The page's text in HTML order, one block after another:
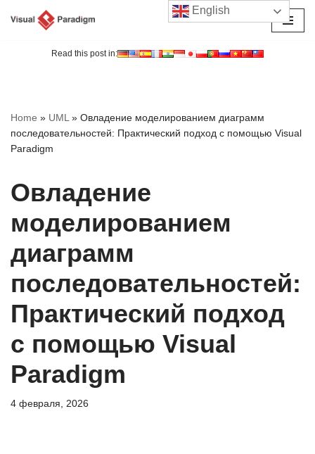
Read this post in:
Home » UML» Овладение моделированием диаграмм
последовательностей: Практический подход с помощью Visual
Paradigm
Овладение
моделированием
диаграмм
последовательностей:
Практический подход
с помощью Visual
Paradigm
4 февраля, 2026
English